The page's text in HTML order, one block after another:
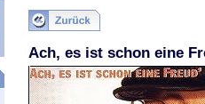
Ach, es ist schon eine